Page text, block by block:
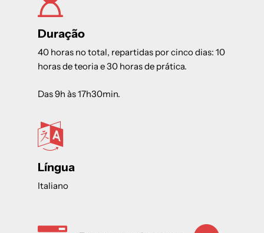
Duração
40 horas no total, repartidas por cinco dias: 10
horas de teoria e 30 horas de prática.
Das 9h às 17h30min.
Língua
Italiano